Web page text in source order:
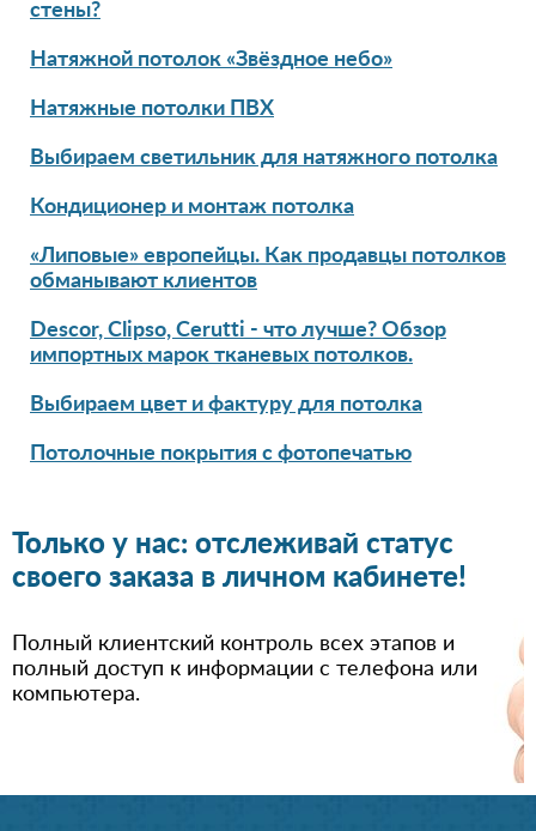
стены?
Натяжной потолок «Звёздное небо»
Натяжные потолки ПВХ
Выбираем светильник для натяжного потолка
Кондиционер и монтаж потолка
«Липовые» европейцы. Как продавцы потолков
обманывают клиентов
Descor, Clipso, Cerutti - что лучше? Обзор
импортных марок тканевых потолков.
Выбираем цвет и фактуру для потолка
Потолочные покрытия с фотопечатью
Только у нас: отслеживай статус
своего заказа в личном кабинете!
Полный клиентский контроль всех этапов и
полный доступ к информации с телефона или
компьютера.